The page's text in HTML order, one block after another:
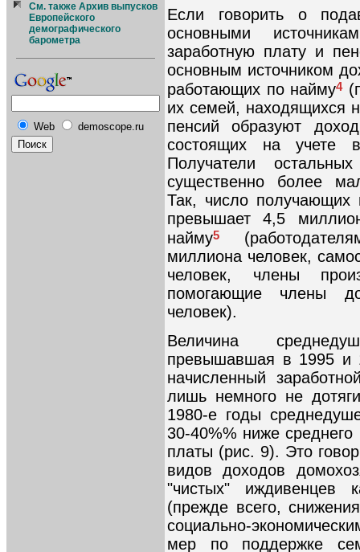
См. также Архив выпусков
Европейского
демографического
барометра
Web demoscope.ru
Если говорить о
основными
заработную плату и
основным источником
работающих по найму4
их семей, находящихся
пенсий образуют
состоящих на учете
Получатели
существенно более
Так, число получающих
превышает 4,5
найму5
миллиона человек,
человек, члены
помогающие члены
человек).
Величина
превышавшая в 1995 и
начисленный
лишь немного не
1980-е годы
30-40%% ниже
платы (рис. 9). Это
видов доходов
"чистых" иждивенцев
(прежде всего,
социально-
мер по поддержке